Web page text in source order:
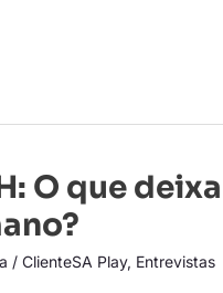
O que
/ ClienteSA Play, Entrevistas